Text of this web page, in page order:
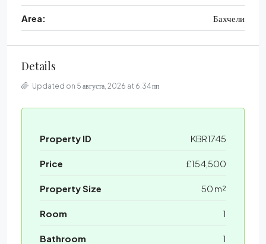
Area: Бахчели
Details
Updated on 5 августа, 2026 at 6:34 пп
Property ID KBR1745
Price £154,500
Property Size 50 m²
Room 1
Bathroom 1